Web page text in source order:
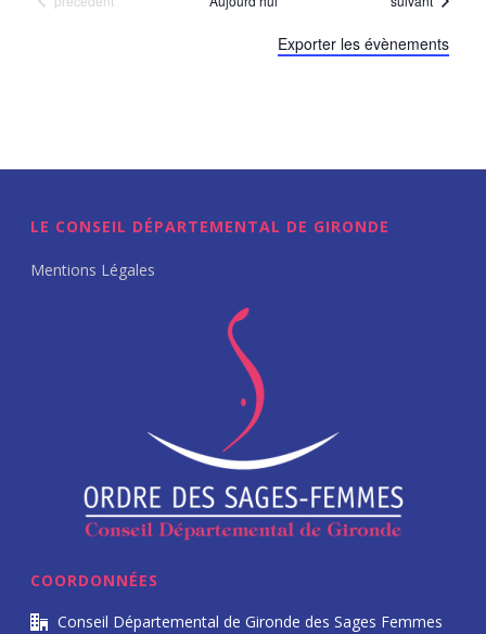
Exporter les évènements
LE CONSEIL DÉPARTEMENTAL DE GIRONDE
Mentions Légales
COORDONNÉES
Conseil Départemental de Gironde des Sages Femmes